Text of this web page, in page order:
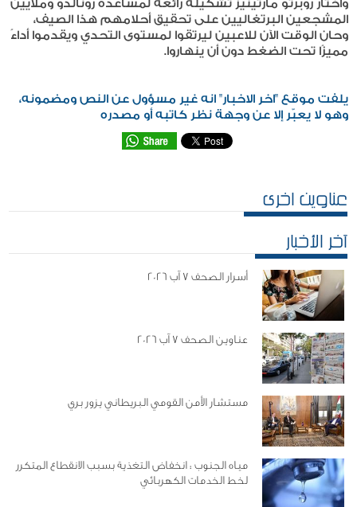
واختار روبرتو مارتينيز تشكيلة رائعة لمساعدة رونالدو وملايين
المشجعين البرتغاليين على تحقيق أحلامهم هذا الصيف،
وحان الوقت الآن للاعبين ليرتقوا لمستوى التحدي ويقدموا أداءً
مميزًا تحت الضغط دون أن ينهاروا.
يلفت موقع "اخر الاخبار" انه غير مسؤول عن النص ومضمونه،
وهو لا يعبّر إلا عن وجهة نظر كاتبه أو مصدره
عناوين اخرى
آخر الأخبار
أسرار الصحف 7 آب 2026
عناوين الصحف 7 آب 2026
مستشار الأمن القومي البريطاني يزور بري
مياه الجنوب : انخفاض التغذية بسبب الانقطاع المتكرر
لخط الخدمات الكهربائي